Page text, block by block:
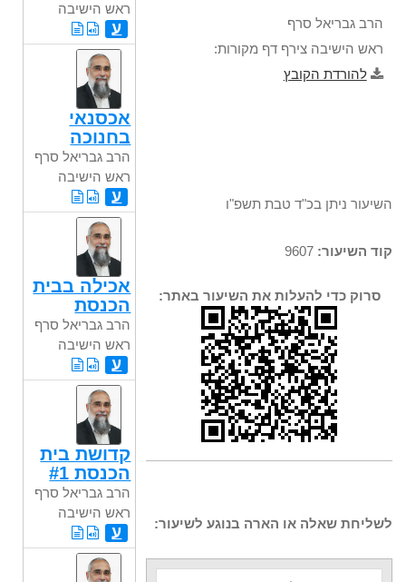
הרב גבריאל סרף
ראש הישיבה צירף דף מקורות:
להורדת הקובץ
השיעור ניתן בכ"ד טבת תשפ"ו
קוד השיעור:
סרוק כדי להעלות את השיעור באתר:
לשליחת שאלה או הארה בנוגע לשיעור:
ראש הישיבה
ע
אכסנאי
בחנוכה
הרב גבריאל סרף
ראש הישיבה
ע
אכילה בבית
הכנסת
הרב גבריאל סרף
ראש הישיבה
ע
קדושת בית
הכנסת #1
הרב גבריאל סרף
ראש הישיבה
ע